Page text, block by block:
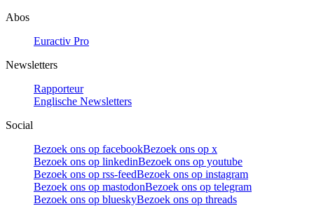
Abos
Euractiv Pro
Newsletters
Rapporteur
Englische Newsletters
Social
Bezoek ons op facebookBezoek ons op x
Bezoek ons op linkedinBezoek ons op youtube
Bezoek ons op rss-feedBezoek ons op instagram
Bezoek ons op mastodonBezoek ons op telegram
Bezoek ons op blueskyBezoek ons op threads